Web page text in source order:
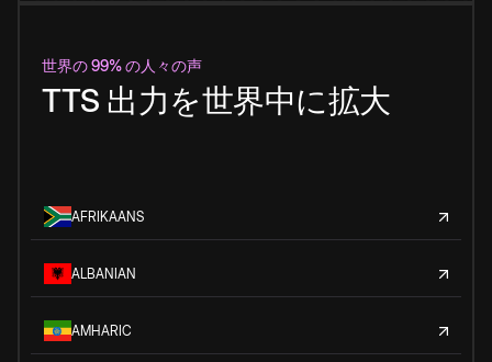
世界の 99% の人々の声
TTS 出力を世界中に拡大
AFRIKAANS
ALBANIAN
AMHARIC